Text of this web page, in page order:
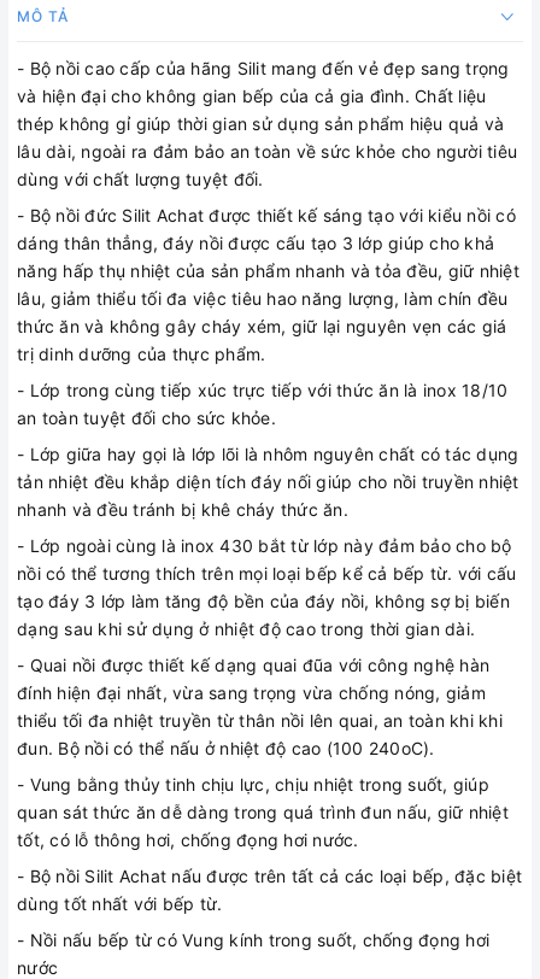
MÔ TẢ
- Bộ nồi cao cấp của hãng Silit mang đến vẻ đẹp sang trọng
và hiện đại cho không gian bếp của cả gia đình. Chất liệu
thép không gỉ giúp thời gian sử dụng sản phẩm hiệu quả và
lâu dài, ngoài ra đảm bảo an toàn về sức khỏe cho người tiêu
dùng với chất lượng tuyệt đối.
- Bộ nồi đức Silit Achat được thiết kế sáng tạo với kiểu nồi có
dáng thân thẳng, đáy nồi được cấu tạo 3 lớp giúp cho khả
năng hấp thụ nhiệt của sản phẩm nhanh và tỏa đều, giữ nhiệt
lâu, giảm thiểu tối đa việc tiêu hao năng lượng, làm chín đều
thức ăn và không gây cháy xém, giữ lại nguyên vẹn các giá
trị dinh dưỡng của thực phẩm.
- Lớp trong cùng tiếp xúc trực tiếp với thức ăn là inox 18/10
an toàn tuyệt đối cho sức khỏe.
- Lớp giữa hay gọi là lớp lõi là nhôm nguyên chất có tác dụng
tản nhiệt đều khắp diện tích đáy nối giúp cho nồi truyền nhiệt
nhanh và đều tránh bị khê cháy thức ăn.
- Lớp ngoài cùng là inox 430 bắt từ lớp này đảm bảo cho bộ
nồi có thể tương thích trên mọi loại bếp kể cả bếp từ. với cấu
tạo đáy 3 lớp làm tăng độ bền của đáy nồi, không sợ bị biến
dạng sau khi sử dụng ở nhiệt độ cao trong thời gian dài.
- Quai nồi được thiết kế dạng quai đũa với công nghệ hàn
đính hiện đại nhất, vừa sang trọng vừa chống nóng, giảm
thiểu tối đa nhiệt truyền từ thân nồi lên quai, an toàn khi khi
đun. Bộ nồi có thể nấu ở nhiệt độ cao (100 240oC).
- Vung bằng thủy tinh chịu lực, chịu nhiệt trong suốt, giúp
quan sát thức ăn dễ dàng trong quá trình đun nấu, giữ nhiệt
tốt, có lỗ thông hơi, chống đọng hơi nước.
- Bộ nồi Silit Achat nấu được trên tất cả các loại bếp, đặc biệt
dùng tốt nhất với bếp từ.
- Nồi nấu bếp từ có Vung kính trong suốt, chống đọng hơi
nước